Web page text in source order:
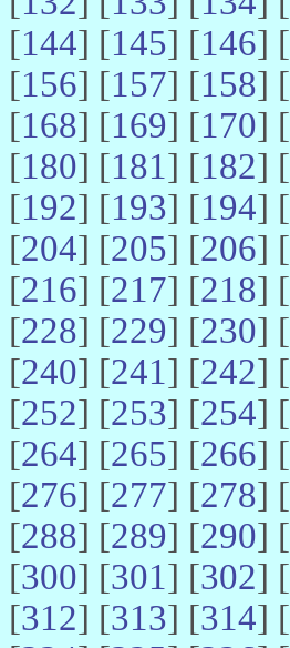
[144] [145] [146] [
[156] [157] [158] [
[168] [169] [170] [
[180] [181] [182] [
[192] [193] [194] [
[204] [205] [206] [
[216] [217] [218] [
[228] [229] [230] [
[240] [241] [242] [
[252] [253] [254] [
[264] [265] [266] [
[276] [277] [278] [
[288] [289] [290] [
[300] [301] [302] [
[312] [313] [314] [